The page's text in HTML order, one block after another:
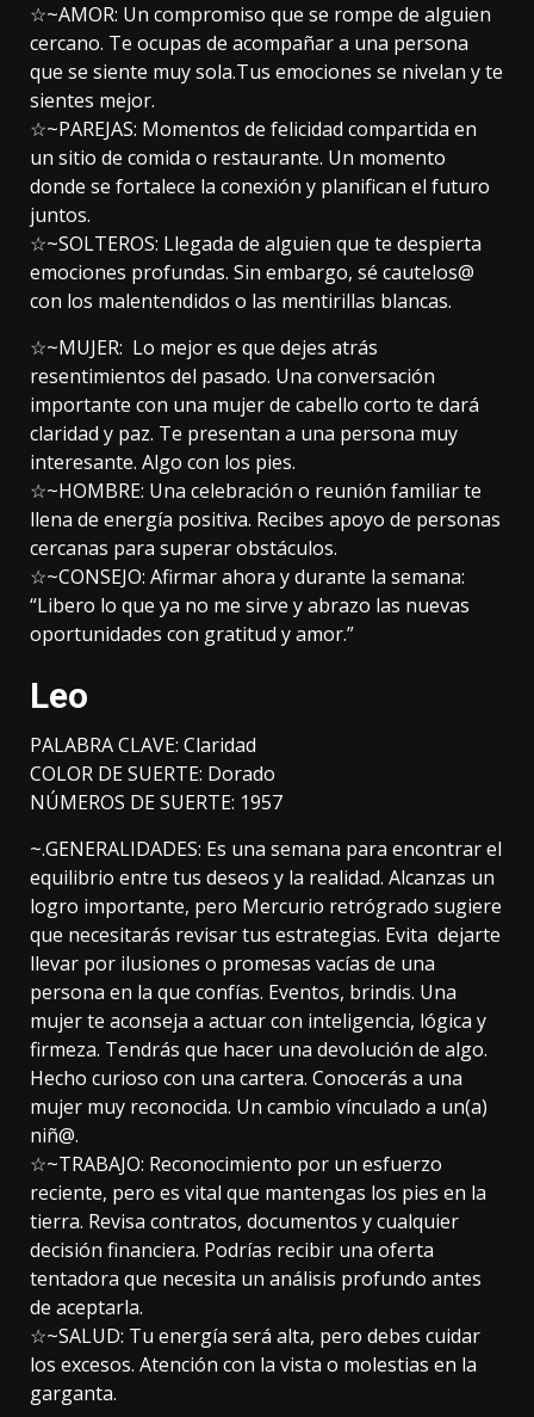
☆~AMOR: Un compromiso que se rompe de alguien
cercano. Te ocupas de acompañar a una persona
que se siente muy sola.Tus emociones se nivelan y te
sientes mejor.
☆~PAREJAS: Momentos de felicidad compartida en
un sitio de comida o restaurante. Un momento
donde se fortalece la conexión y planifican el futuro
juntos.
☆~SOLTEROS: Llegada de alguien que te despierta
emociones profundas. Sin embargo, sé cautelos@
con los malentendidos o las mentirillas blancas.
☆~MUJER: Lo mejor es que dejes atrás
resentimientos del pasado. Una conversación
importante con una mujer de cabello corto te dará
claridad y paz. Te presentan a una persona muy
interesante. Algo con los pies.
☆~HOMBRE: Una celebración o reunión familiar te
llena de energía positiva. Recibes apoyo de personas
cercanas para superar obstáculos.
☆~CONSEJO: Afirmar ahora y durante la semana:
“Libero lo que ya no me sirve y abrazo las nuevas
oportunidades con gratitud y amor.”
Leo
PALABRA CLAVE: Claridad
COLOR DE SUERTE: Dorado
NÚMEROS DE SUERTE: 1957
~.GENERALIDADES: Es una semana para encontrar el
equilibrio entre tus deseos y la realidad. Alcanzas un
logro importante, pero Mercurio retrógrado sugiere
que necesitarás revisar tus estrategias. Evita dejarte
llevar por ilusiones o promesas vacías de una
persona en la que confías. Eventos, brindis. Una
mujer te aconseja a actuar con inteligencia, lógica y
firmeza. Tendrás que hacer una devolución de algo.
Hecho curioso con una cartera. Conocerás a una
mujer muy reconocida. Un cambio vínculado a un(a)
niñ@.
☆~TRABAJO: Reconocimiento por un esfuerzo
reciente, pero es vital que mantengas los pies en la
tierra. Revisa contratos, documentos y cualquier
decisión financiera. Podrías recibir una oferta
tentadora que necesita un análisis profundo antes
de aceptarla.
☆~SALUD: Tu energía será alta, pero debes cuidar
los excesos. Atención con la vista o molestias en la
garganta.